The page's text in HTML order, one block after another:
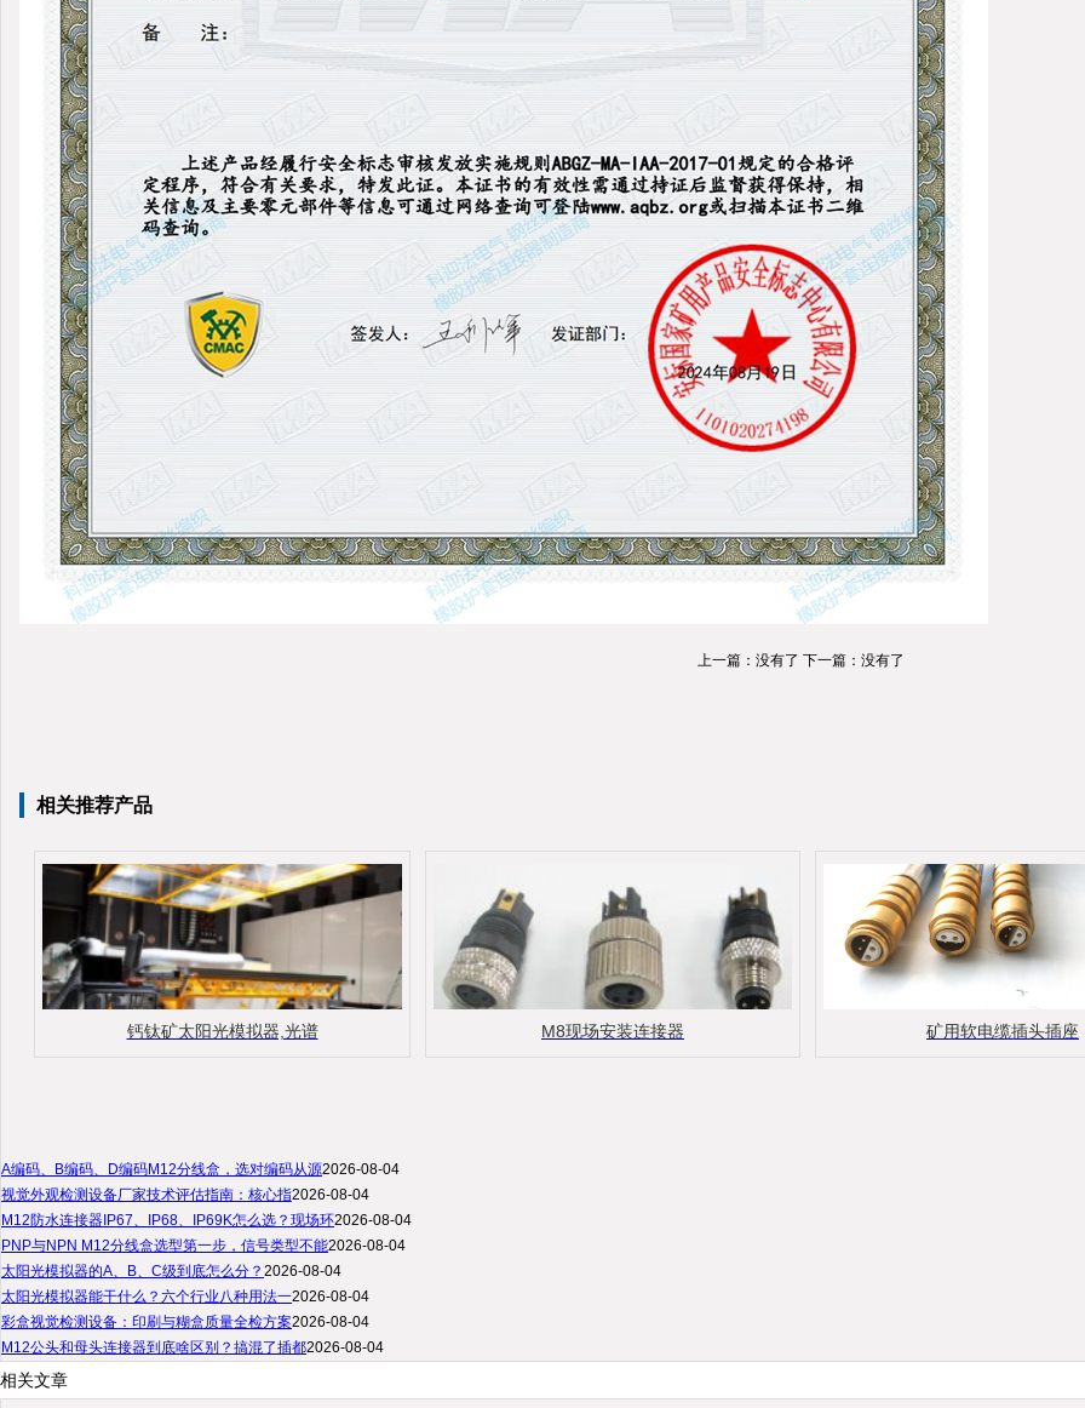
上一篇：没有了 下一篇：没有了
相关推荐产品
钙钛矿太阳光模拟器,光谱 M8现场安装连接器 矿用软电缆插头插座
A编码、B编码、D编码M12分线盒，选对编码从源2026-08-04
视觉外观检测设备厂家技术评估指南：核心指2026-08-04
M12防水连接器IP67、IP68、IP69K怎么选？现场环2026-08-04
PNP与NPN M12分线盒选型第一步，信号类型不能2026-08-04
太阳光模拟器的A、B、C级到底怎么分？ 2026-08-04
太阳光模拟器能干什么？六个行业八种用法一2026-08-04
彩盒视觉检测设备：印刷与糊盒质量全检方案2026-08-04
M12公头和母头连接器到底啥区别？搞混了插都2026-08-04
相关文章